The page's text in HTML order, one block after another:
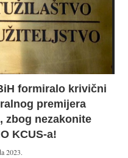
formiralo krivični
premijera
zbog nezakonite
KCUS-a!
2023.